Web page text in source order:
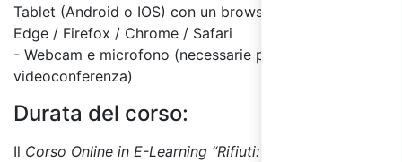
Tablet (Android o IOS) con un browser a scelta tra:
Edge / Firefox / Chrome / Safari
- Webcam e microfono (necessarie per test finale in
videoconferenza)
Durata del corso:
Il Corso Online in E-Learning “Rifiuti: responsabilità